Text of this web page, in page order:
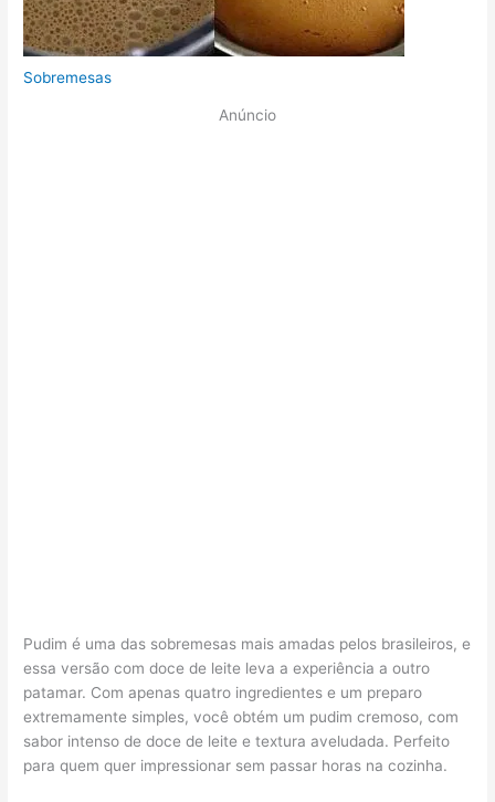
Sobremesas
Anúncio
Pudim é uma das sobremesas mais amadas pelos brasileiros, e
essa versão com doce de leite leva a experiência a outro
patamar. Com apenas quatro ingredientes e um preparo
extremamente simples, você obtém um pudim cremoso, com
sabor intenso de doce de leite e textura aveludada. Perfeito
para quem quer impressionar sem passar horas na cozinha.